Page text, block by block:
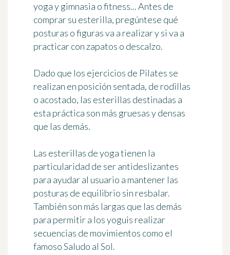
yoga y gimnasia o fitness... Antes de
comprar su esterilla, pregúntese qué
posturas o figuras va a realizar y si va a
practicar con zapatos o descalzo.
Dado que los ejercicios de Pilates se
realizan en posición sentada, de rodillas
o acostado, las esterillas destinadas a
esta práctica son más gruesas y densas
que las demás.
Las esterillas de yoga tienen la
particularidad de serantideslizantes
para ayudar al usuario a mantener las
posturas de equilibrio sin resbalar.
También son más largas que las demás
para permitir a los yoguis realizar
secuencias de movimientos como el
famoso Saludo al Sol.